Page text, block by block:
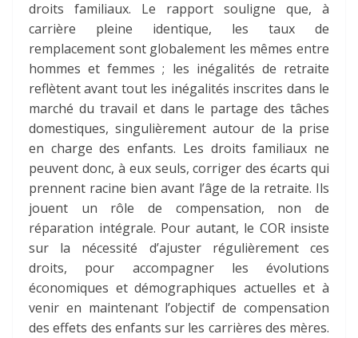
droits familiaux. Le rapport souligne que, à
carrière pleine identique, les taux de
remplacement sont globalement les mêmes entre
hommes et femmes ; les inégalités de retraite
reflètent avant tout les inégalités inscrites dans le
marché du travail et dans le partage des tâches
domestiques, singulièrement autour de la prise
en charge des enfants. Les droits familiaux ne
peuvent donc, à eux seuls, corriger des écarts qui
prennent racine bien avant l’âge de la retraite. Ils
jouent un rôle de compensation, non de
réparation intégrale. Pour autant, le COR insiste
sur la nécessité d’ajuster régulièrement ces
droits, pour accompagner les évolutions
économiques et démographiques actuelles et à
venir en maintenant l’objectif de compensation
des effets des enfants sur les carrières des mères.